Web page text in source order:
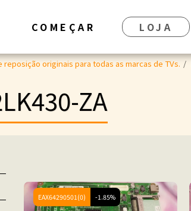
COMEÇAR LOJA
reposição originais para todas as marcas de TVs.
ZA
EAX64290501(0) -1.85%